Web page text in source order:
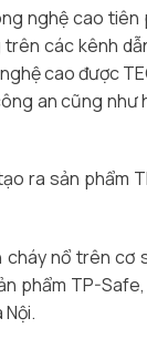
nghệ cao
các kênh
cao được
an cũng như
ra sản
cháy nổ trên
phẩm TP-